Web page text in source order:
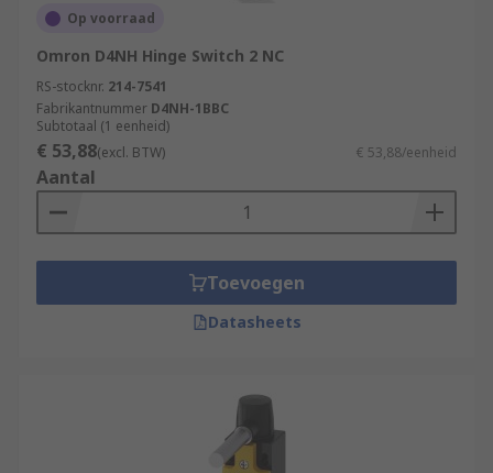
Op voorraad
Omron D4NH Hinge Switch 2 NC
RS-stocknr. 214-7541
Fabrikantnummer D4NH-1BBC
Subtotaal (1 eenheid)
€ 53,88(excl. BTW) € 53,88/eenheid
Aantal
Toevoegen
Datasheets